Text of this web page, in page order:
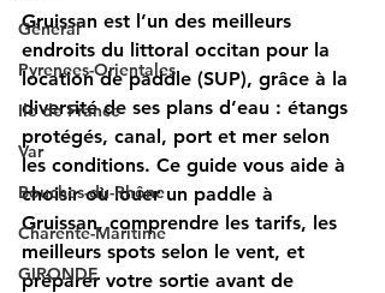
Général
Pyrenees-Orientales
Ile de France
Var
Bouches-du-Rhône
Charente-Maritime
GIRONDE
Gruissan est l’un des meilleurs
endroits du littoral occitan pour la
location de paddle (SUP), grâce à la
diversité de ses plans d’eau : étangs
protégés, canal, port et mer selon
les conditions. Ce guide vous aide à
choisir où louer un paddle à
Gruissan, comprendre les tarifs, les
meilleurs spots selon le vent, et
préparer votre sortie avant de